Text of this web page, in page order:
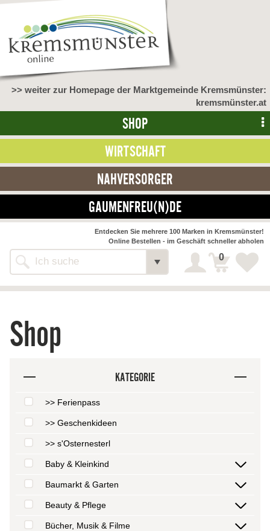
>> weiter zur Homepage der Marktgemeinde Kremsmünster:
kremsmünster.at
SHOP
WIRTSCHAFT
NAHVERSORGER
GAUMENFREU(N)DE
Shop
Entdecken Sie mehrere 100 Marken in Kremsmünster!
Online Bestellen - im Geschäft schneller abholen
0
Shop
KATEGORIE
>> Ferienpass
>> Geschenkideen
>> s'Osternesterl
Baby & Kleinkind
Baumarkt & Garten
Beauty & Pflege
Bücher, Musik & Filme